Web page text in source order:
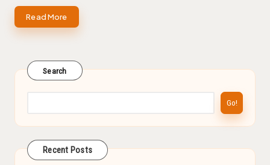
Read More
Search
Go!
Recent Posts